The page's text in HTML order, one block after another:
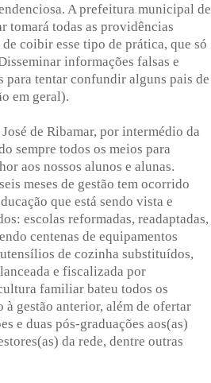
A prefeitura municipal de
tomará todas as providências
coibir esse tipo de prática, que só
informações falsas e
para tentar confundir alguns pais de
em geral).
de Ribamar, por intermédio da
sempre todos os meios para
aos nossos alunos e alunas.
meses de gestão tem ocorrido
que está sendo vista e
escolas reformadas, readaptadas,
centenas de equipamentos
de cozinha substituídos,
e fiscalizada por
familiar bateu todos os
à gestão anterior, além de ofertar
e duas pós-graduações aos(as)
da rede, dentre outras